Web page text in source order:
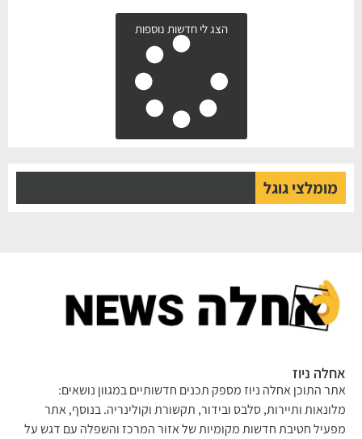
הצג לי חדשות נוספות
מומלצי גוגל
ניוז
התוכן אחלה ניוז מספק תכנים חדשותיים במגוון נושאים:
ותיירות, סלבס ובידור, תקשורת וקולינריה. בנוסף, אתר
חטיבת חדשות מקומיות של אזור המרכז והשפלה עם דגש על